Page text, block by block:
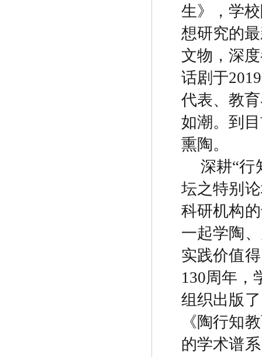
生》，学
想研究的
文物，深
话剧于2019
代表、教
如潮。到
熏陶。
深耕“行
坛之特别
科研机构
一起学陶
实践价值
130周年，
组织出版
《陶行知
的学术谱